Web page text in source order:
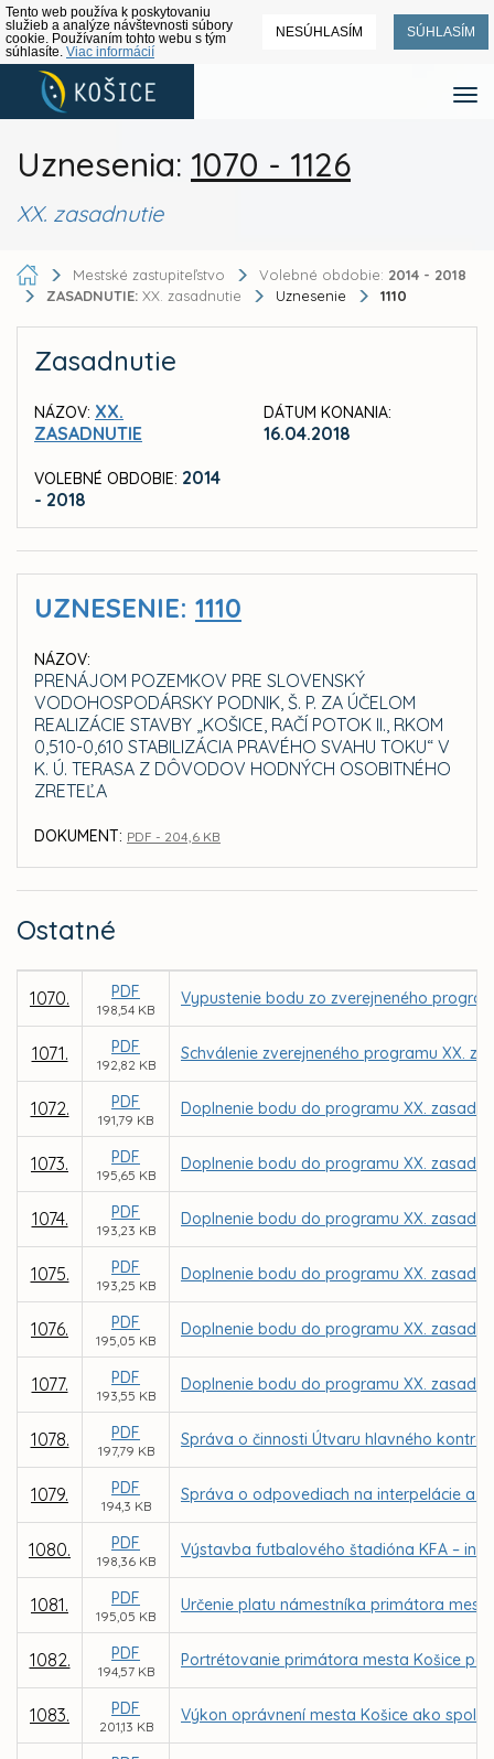
Tento web používa k poskytovaniu
služieb a analýze návštevnosti súbory
cookie. Používaním tohto webu s tým
súhlasíte. Viac informácií
NESÚHLASÍM SÚHLASÍM
Uznesenia: 1070 - 1126
XX. zasadnutie
Mestské zastupiteľstvo Volebné obdobie: 2014 - 2018
ZASADNUTIE: XX. zasadnutie Uznesenie 1110
Zasadnutie
NÁZOV: XX.
ZASADNUTIE
VOLEBNÉ OBDOBIE: 2014
- 2018
DÁTUM KONANIA:
16.04.2018
UZNESENIE: 1110
NÁZOV:
PRENÁJOM POZEMKOV PRE SLOVENSKÝ
VODOHOSPODÁRSKY PODNIK, Š. P. ZA ÚČELOM
REALIZÁCIE STAVBY „KOŠICE, RAČÍ POTOK II., RKOM
0,510-0,610 STABILIZÁCIA PRAVÉHO SVAHU TOKU“ V
K. Ú. TERASA Z DÔVODOV HODNÝCH OSOBITNÉHO
ZRETEĽA
DOKUMENT: PDF - 204,6 KB
Ostatné
1070. PDF
198,54 KB
Vypustenie bodu zo zverejneného
1071. PDF
192,82 KB
Schválenie zverejneného programu XX.
1072. PDF
191,79 KB
Doplnenie bodu do programu XX.
1073. PDF
195,65 KB
Doplnenie bodu do programu XX.
1074. PDF
193,23 KB
Doplnenie bodu do programu XX.
1075. PDF
193,25 KB
Doplnenie bodu do programu XX.
1076. PDF
195,05 KB
Doplnenie bodu do programu XX.
1077. PDF
193,55 KB
Doplnenie bodu do programu XX.
1078. PDF
197,79 KB
Správa o činnosti Útvaru hlavného
1079. PDF
194,3 KB
Správa o odpovediach na interpelácie a
1080. PDF
198,36 KB
Výstavba futbalového štadióna KFA –
1081. PDF
195,05 KB
Určenie platu námestníka primátora
1082. PDF
194,57 KB
Portrétovanie primátora mesta Košice
1083. PDF
201,13 KB
Výkon oprávnení mesta Košice ako